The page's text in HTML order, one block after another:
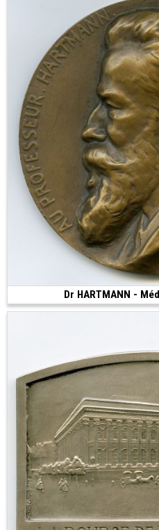
Dr HARTMANN -
(1909 • 180.13 g • 68 mm)